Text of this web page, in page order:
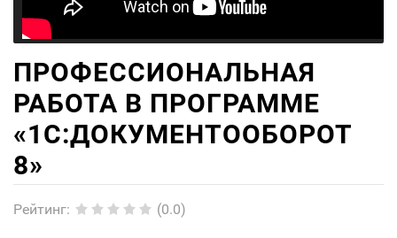
ПРОФЕССИОНАЛЬНАЯ
РАБОТА В ПРОГРАММЕ
«1С:ДОКУМЕНТООБОРОТ
8»
Рейтинг: (0.0)